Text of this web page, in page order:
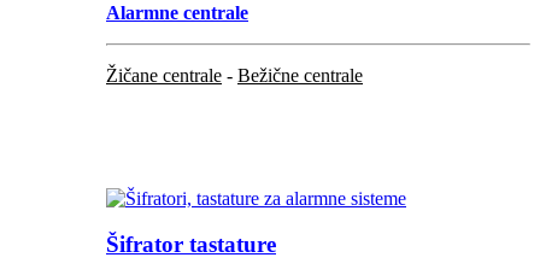
Alarmne centrale
Žičane centrale - Bežične centrale
Šifrator tastature